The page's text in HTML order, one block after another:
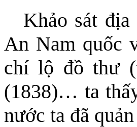
Khảo sát
An Nam quốc
chí lộ đồ thư
(1838)… ta
nước ta đã